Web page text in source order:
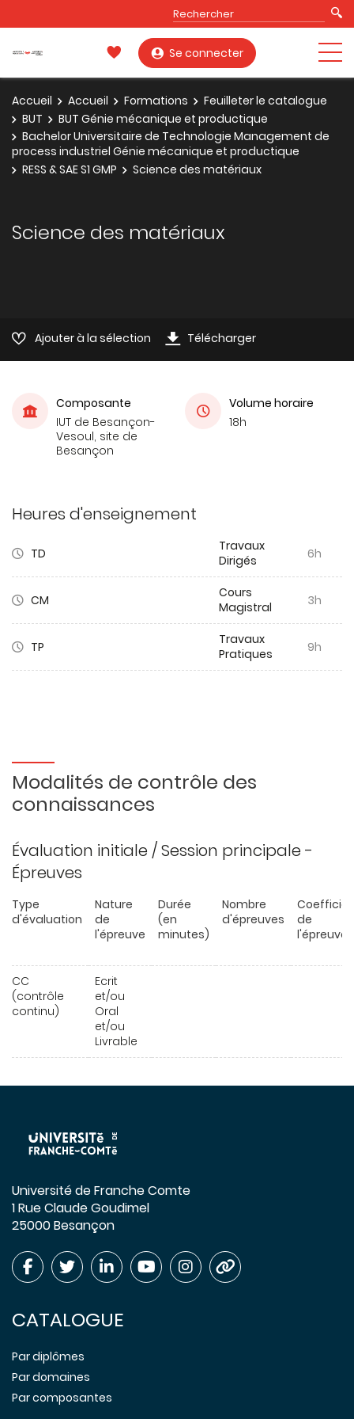
Se connecter
Accueil Accueil Formations
Feuilleter le catalogue
BUT
BUT Génie mécanique et productique
Bachelor Universitaire de Technologie Management de
process industriel Génie mécanique et productique
RESS & SAE S1 GMP
Science des matériaux
Science des matériaux
Ajouter à la sélection Télécharger
Composante
IUT de Besançon-
Vesoul, site de
Besançon
Volume horaire
18h
Heures d'enseignement
TD
Travaux
Dirigés
6h
CM
Cours
Magistral
3h
TP
Travaux
Pratiques
9h
Modalités de contrôle des
connaissances
Évaluation initiale / Session principale -
Épreuves
Type
d'évaluation
Nature
de
l'épreuve
Durée
(en
minutes)
Nombre
d'épreuves
de
l'épreuve
CC
(contrôle
continu)
Ecrit
et/ou
Oral
et/ou
Livrable
Université de Franche Comte
1 Rue Claude Goudimel
25000 Besançon
CATALOGUE
Par diplômes
Par domaines
Par composantes